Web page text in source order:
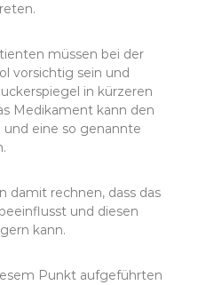
müssen bei der
vorsichtig sein und
in kürzeren
Medikament kann den
eine so genannte
damit rechnen, dass das
und diesen
kann.
Punkt aufgeführten